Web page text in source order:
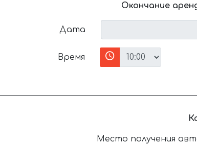
Окончание
Дата
Время
Место получения